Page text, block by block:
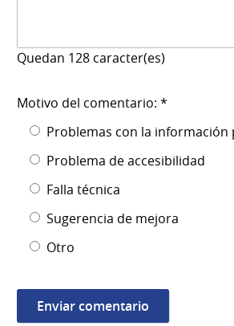
Quedan 128 caracter(es)
Motivo del comentario: *
Problemas con la información
Problema de accesibilidad
Falla técnica
Sugerencia de mejora
Otro